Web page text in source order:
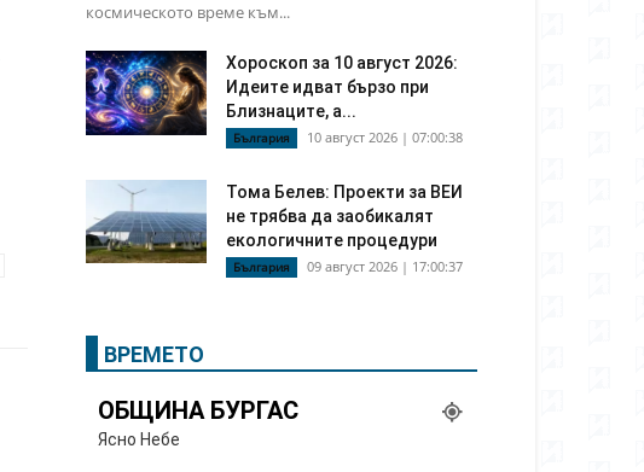
космическото време към...
Хороскоп за 10 август 2026:
Идеите идват бързо при
Близнаците, а...
България 10 август 2026 | 07:00:38
Тома Белев: Проекти за ВЕИ
не трябва да заобикалят
екологичните процедури
България 09 август 2026 | 17:00:37
ВРЕМЕТО
ОБЩИНА БУРГАС
Ясно Небе